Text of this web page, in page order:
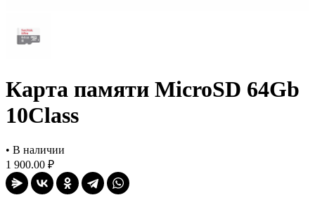
Карта памяти MicroSD 64Gb
10Class
• В наличии
1 900.00 ₽